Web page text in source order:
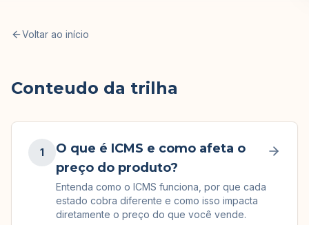
Voltar ao início
Conteudo da trilha
1
O que é ICMS e como afeta o
preço do produto?
Entenda como o ICMS funciona, por que cada
estado cobra diferente e como isso impacta
diretamente o preço do que você vende.